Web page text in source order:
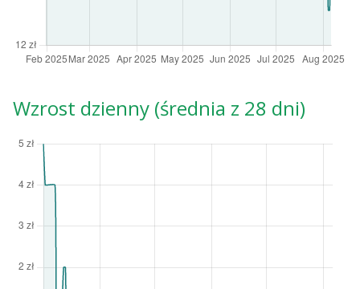
Wzrost dzienny (średnia z 28 dni)